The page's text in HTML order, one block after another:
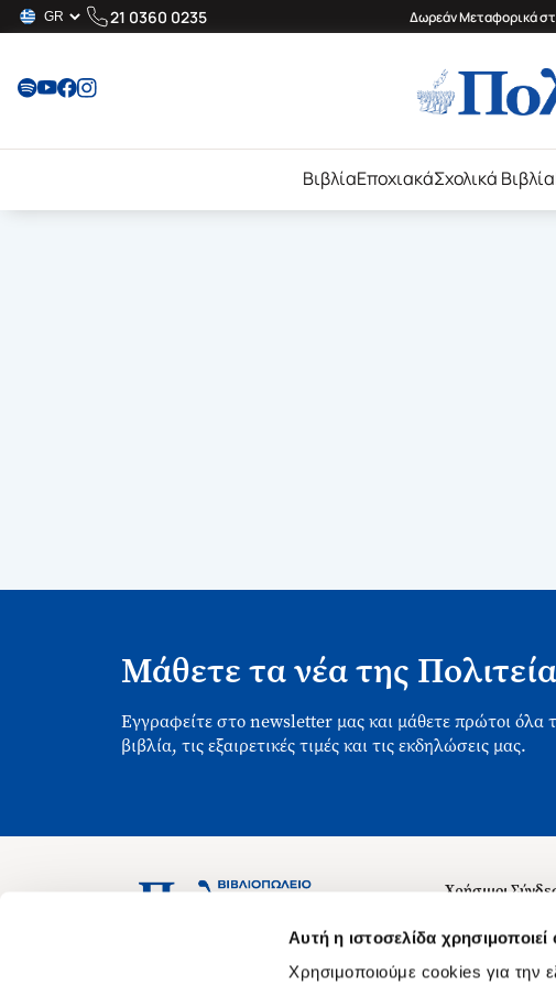
Αυτή η ιστοσελίδα
Χρησιμοποιούμε cookies για την
21 0360 0235 Δωρεάν Μεταφορικά
ΒιβλίαΕποχιακάΣχολικά Βιβλία
Μάθετε τα νέα της
Εγγραφείτε στο newsletter μας και μάθετε πρώτοι όλα
βιβλία, τις εξαιρετικές τιμές και τις εκδηλώσεις μας.
Ασκληπιού 1-3, Αθήνα 106 79
Χρήσιμοι
Σχετικά με
Θέσεις